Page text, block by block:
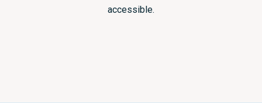
accessible.